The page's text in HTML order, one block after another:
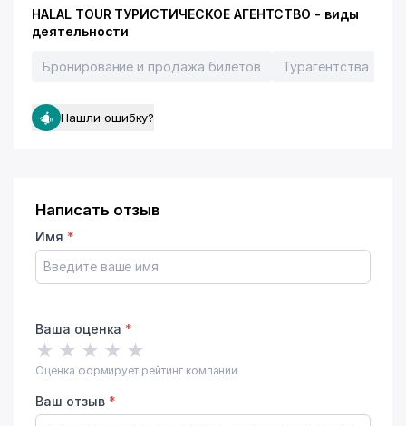
HALAL TOUR ТУРИСТИЧЕСКОЕ АГЕНТСТВО - виды
деятельности
Бронирование и продажа билетов Турагентства
Нашли ошибку?
Написать отзыв
Имя *
Ваша оценка *
★ ★ ★ ★ ★
Оценка формирует рейтинг компании
Ваш отзыв *